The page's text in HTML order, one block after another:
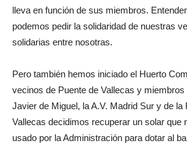
lleva en función de sus miembros.
podemos pedir la solidaridad de nuestras
solidarias entre nosotras.
Pero también hemos iniciado el Huerto
vecinos de Puente de Vallecas y miembros
Javier de Miguel, la A.V. Madrid Sur y de la
Vallecas decidimos recuperar un solar que
usado por la Administración para dotar al